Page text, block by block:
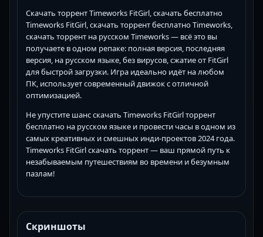
Скачать торрент Timeworks FitGirl, скачать бесплатно
Timeworks FitGirl, скачать торрент бесплатно Timeworks,
скачать торрент на русском Timeworks — всё это вы
получаете в одном репаке: полная версия, последняя
версия, на русском языке, без вирусов, сжатие от FitGirl
для быстрой загрузки. Игра идеально идёт на любом
ПК, использует современный движок с отличной
оптимизацией.
Не упустите шанс скачать Timeworks FitGirl торрент
бесплатно на русском языке и провести часы в одном из
самых креативных и смешных инди-проектов 2024 года.
Timeworks FitGirl скачать торрент — ваш прямой путь к
незабываемым путешествиям во времени и безумным
пазлам!
Скриншоты